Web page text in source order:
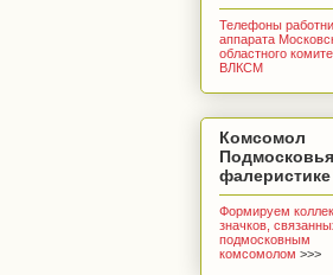
Телефоны
аппарата
областного
ВЛКСМ
Комсомол
фалеристике
Формируем
значков,
подмосковным
комсомолом >>>